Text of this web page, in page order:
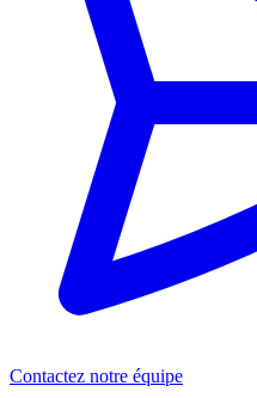
Contactez notre équipe